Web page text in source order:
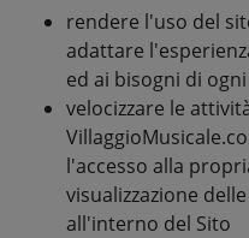
rendere l'uso del
adattare
ed ai bisogni di
velocizzare le
l'accesso alla
visualizzazione
all'interno del Sito